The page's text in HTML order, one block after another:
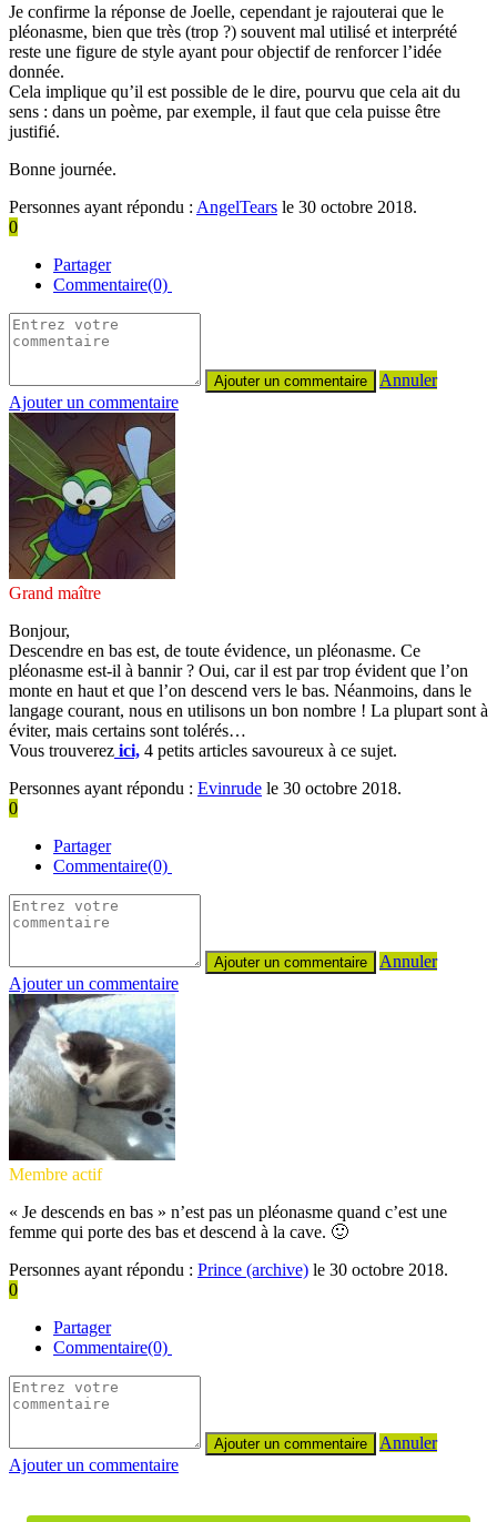
Je confirme la réponse de Joelle, cependant je rajouterai que le
pléonasme, bien que très (trop ?) souvent mal utilisé et interprété
reste une figure de style ayant pour objectif de renforcer l’idée
donnée.
Cela implique qu’il est possible de le dire, pourvu que cela ait du
sens : dans un poème, par exemple, il faut que cela puisse être
justifié.
Bonne journée.
Personnes ayant répondu : AngelTears le 30 octobre 2018.
0
Partager
Commentaire(0)
Annuler
Ajouter un commentaire
Grand maître
Bonjour,
Descendre en bas est, de toute évidence, un pléonasme. Ce
pléonasme est-il à bannir ? Oui, car il est par trop évident que l’on
monte en haut et que l’on descend vers le bas. Néanmoins, dans le
langage courant, nous en utilisons un bon nombre ! La plupart sont à
éviter, mais certains sont tolérés…
Vous trouverez ici, 4 petits articles savoureux à ce sujet.
Personnes ayant répondu : Evinrude le 30 octobre 2018.
0
Partager
Commentaire(0)
Annuler
Ajouter un commentaire
Membre actif
« Je descends en bas » n’est pas un pléonasme quand c’est une
femme qui porte des bas et descend à la cave. 🙂
Personnes ayant répondu : Prince (archive) le 30 octobre 2018.
0
Partager
Commentaire(0)
Annuler
Ajouter un commentaire